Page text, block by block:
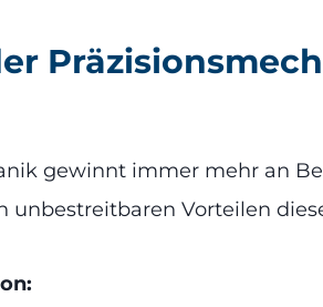
gewinnt immer mehr an
unbestreitbaren Vorteilen